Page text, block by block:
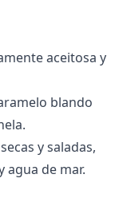
aceitosa y
blando
y saladas,
agua de mar.